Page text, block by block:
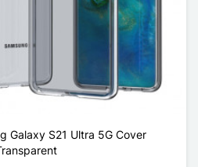
Galaxy S21 Ultra 5G Cover